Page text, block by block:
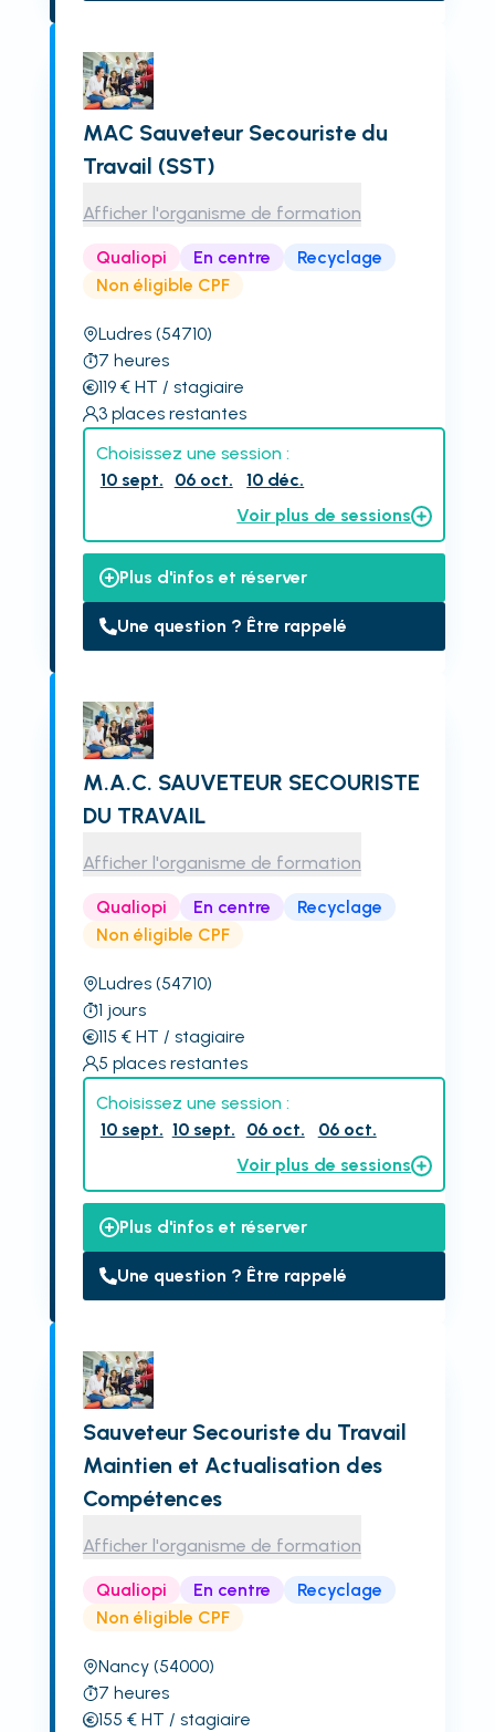
MAC Sauveteur Secouriste du
Travail (SST)
Afficher l'organisme de formation
Qualiopi En centre
Recyclage
Non éligible CPF
Ludres (54710)
7 heures
119€ HT / stagiaire
3 places restantes
Choisissez une session :
10 sept.
06 oct.
10 déc.
Voir plus de sessions
Plus d'infos et réserver
Une question ? Être rappelé
M.A.C. SAUVETEUR SECOURISTE
DU TRAVAIL
Afficher l'organisme de formation
Qualiopi En centre
Recyclage
Non éligible CPF
Ludres (54710)
1 jours
115 € HT / stagiaire
5 places restantes
Choisissez une session :
10 sept. 10 sept. 06 oct.
06 oct.
Voir plus de sessions
Plus d'infos et réserver
Une question ? Être rappelé
Sauveteur Secouriste du Travail
Maintien et Actualisation des
Compétences
Afficher l'organisme de formation
Qualiopi En centre
Recyclage
Non éligible CPF
Nancy (54000)
7 heures
155 € HT / stagiaire